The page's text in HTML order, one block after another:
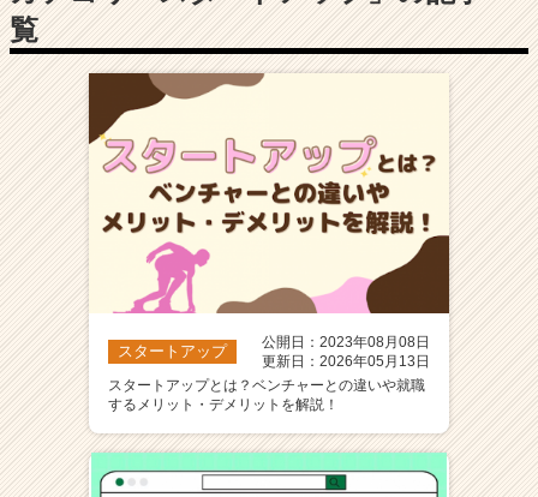
ス
ウ
く
就
活
イ
チ
キ
ャ
リ
ア
h
覧
スタートアップ
公開日：2023年08月08日
更新日：2026年05月13日
スタートアップとは？ベンチャーとの違いや就職
するメリット・デメリットを解説！